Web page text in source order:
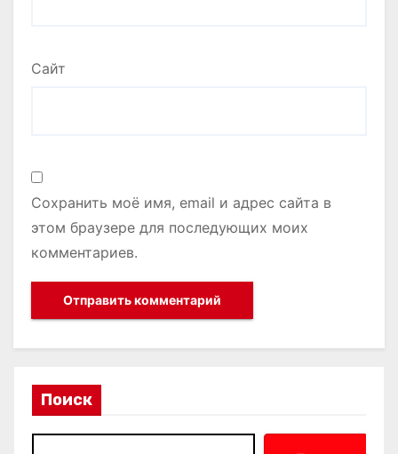
Сайт
Сохранить моё имя, email и адрес сайта в
этом браузере для последующих моих
комментариев.
Поиск